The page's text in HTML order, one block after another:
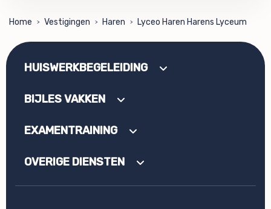
Home > Vestigingen > Haren > Lyceo Haren Harens Lyceum
HUISWERKBEGELEIDING
BIJLES VAKKEN
EXAMENTRAINING
OVERIGE DIENSTEN